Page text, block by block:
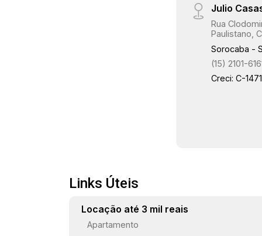
Julio
Rua
Paulistano,
Sorocaba -
(15) 2101-
Creci: C-
Links Úteis
Locação até 3 mil reais
Apartamento